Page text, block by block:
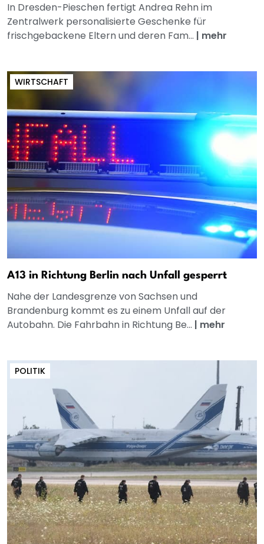
In Dresden-Pieschen fertigt Andrea Rehn im
Zentralwerk personalisierte Geschenke für
frischgebackene Eltern und deren Fam... | mehr
WIRTSCHAFT
A13 in Richtung Berlin nach Unfall gesperrt
Nahe der Landesgrenze von Sachsen und
Brandenburg kommt es zu einem Unfall auf der
Autobahn. Die Fahrbahn in Richtung Be... | mehr
POLITIK